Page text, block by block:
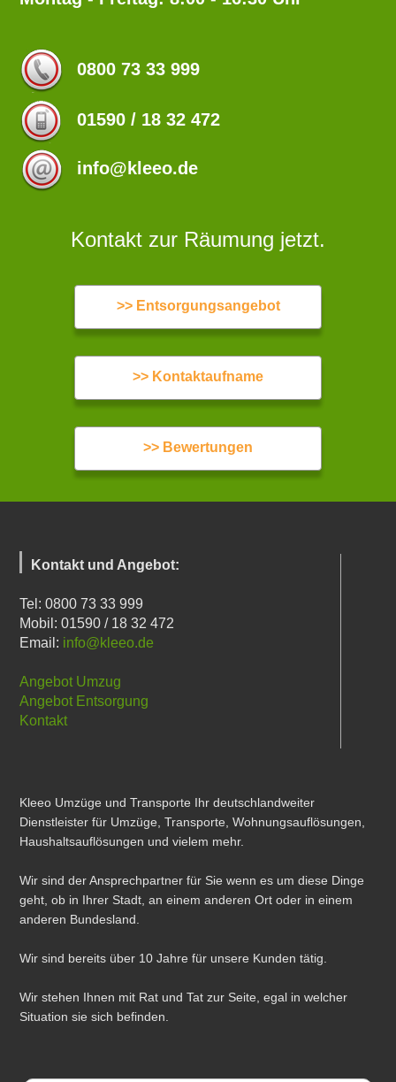
0800 73 33 999
01590 / 18 32 472
info@kleeo.de
Kontakt zur Räumung jetzt.
>> Entsorgungsangebot
>> Kontaktaufname
>> Bewertungen
Kontakt und Angebot:
Tel: 0800 73 33 999
Mobil: 01590 / 18 32 472
Email: info@kleeo.de
Angebot Umzug
Angebot Entsorgung
Kontakt
Kleeo Umzüge und Transporte Ihr deutschlandweiter
Dienstleister für Umzüge, Transporte, Wohnungsauflösungen,
Haushaltsauflösungen und vielem mehr.
Wir sind der Ansprechpartner für Sie wenn es um diese Dinge
geht, ob in Ihrer Stadt, an einem anderen Ort oder in einem
anderen Bundesland.
Wir sind bereits über 10 Jahre für unsere Kunden tätig.
Wir stehen Ihnen mit Rat und Tat zur Seite, egal in welcher
Situation sie sich befinden.